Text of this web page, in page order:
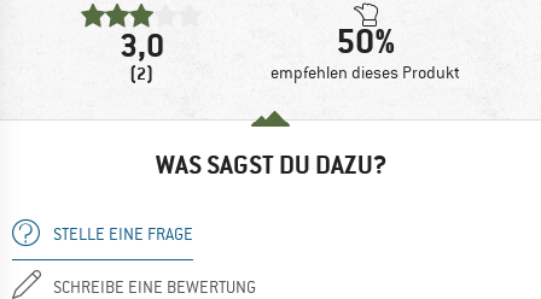
3,0
(2)
50%
empfehlen dieses Produkt
WAS SAGST DU DAZU?
STELLE EINE FRAGE
SCHREIBE EINE BEWERTUNG